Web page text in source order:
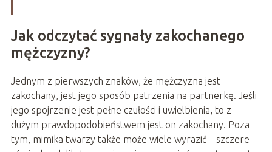
Jak odczytać sygnały zakochanego
mężczyzny?
Jednym z pierwszych znaków, że mężczyzna jest
zakochany, jest jego sposób patrzenia na partnerkę. Jeśli
jego spojrzenie jest pełne czułości i uwielbienia, to z
dużym prawdopodobieństwem jest on zakochany. Poza
tym, mimika twarzy także może wiele wyrazić – szczere